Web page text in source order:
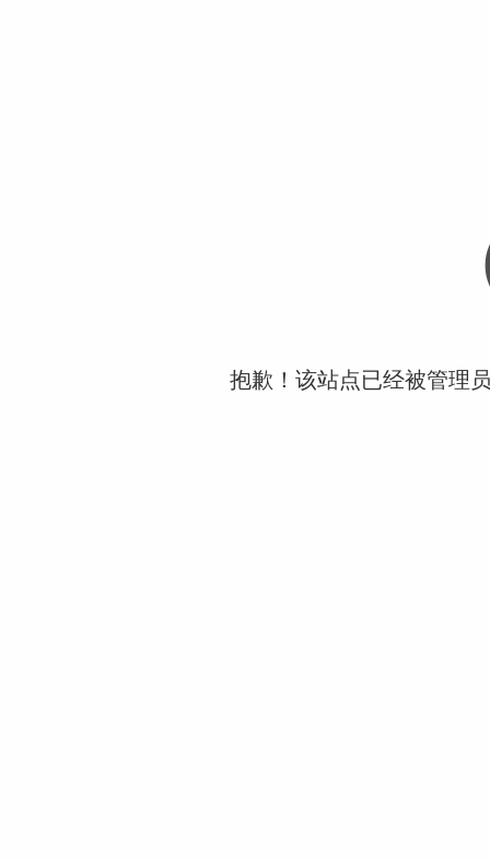
抱歉！该站点已经被管理